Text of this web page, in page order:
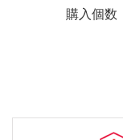
購入個数